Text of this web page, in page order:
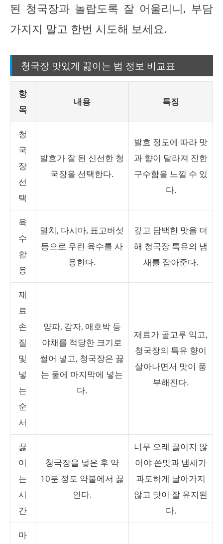
된 청국장과 놀랍도록 잘 어울리니, 부담
가지지 말고 한번 시도해 보세요.
청국장 맛있게 끓이는 법 정보 비교표
항
목
내용 특징
청
국
장
선
택
발효가 잘 된 신선한 청
국장을 선택한다.
발효 정도에 따라 맛
과 향이 달라져 진한
구수함을 느낄 수 있
다.
육
수
활
용
멸치, 다시마, 표고버섯
등으로 우린 육수를 사
용한다.
깊고 담백한 맛을 더
해 청국장 특유의 냄
새를 잡아준다.
재
료
손
질
및
넣
는
순
서
양파, 감자, 애호박 등
야채를 적당한 크기로
썰어 넣고, 청국장은 끓
는 물에 마지막에 넣는
다.
재료가 골고루 익고,
청국장의 특유 향이
살아나면서 맛이 풍
부해진다.
끓
이
는
시
간
청국장을 넣은 후 약
10분 정도 약불에서 끓
인다.
너무 오래 끓이지 않
아야 쓴맛과 냄새가
과도하게 날아가지
않고 맛이 잘 유지된
다.
마